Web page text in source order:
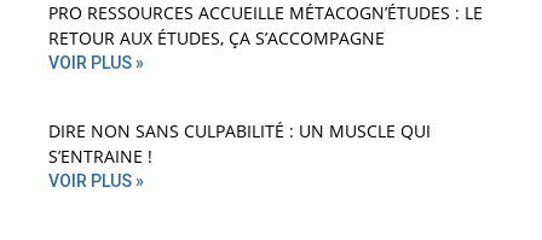
PRO RESSOURCES ACCUEILLE MÉTACOGN’ÉTUDES : LE
RETOUR AUX ÉTUDES, ÇA S’ACCOMPAGNE
VOIR PLUS »
DIRE NON SANS CULPABILITÉ : UN MUSCLE QUI
S’ENTRAINE !
VOIR PLUS »